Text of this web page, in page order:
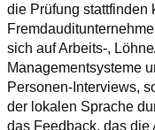
die Prüfung stattfinden
sich auf Arbeits-,
Managementsysteme
Personen-Interviews,
der lokalen Sprache
das Feedback, das die